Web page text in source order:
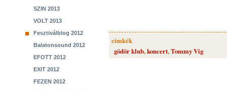
SZIN 2013
VOLT 2013
Fesztiválblog 2012
Balatonsound 2012
EFOTT 2012
EXIT 2012
FEZEN 2012
cimkék
gödör klub,koncert,Tommy Vig